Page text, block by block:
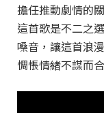
擔任推動劇情的
這首歌是不二之
嗓音，讓這首浪
惆悵情緒不謀而